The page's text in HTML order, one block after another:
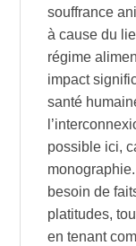
souffrance
à cause du
régime
impact
santé
possible ici,
besoin de
platitudes,
en tenant